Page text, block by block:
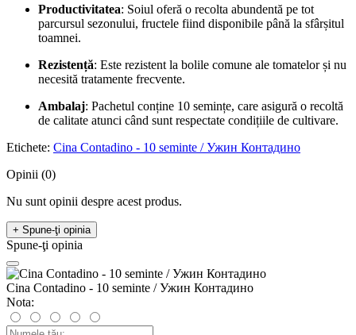
Productivitatea: Soiul oferă o recolta abundentă pe tot
parcursul sezonului, fructele fiind disponibile până la sfârșitul
toamnei.
Rezistență: Este rezistent la bolile comune ale tomatelor și nu
necesită tratamente frecvente.
Ambalaj: Pachetul conține 10 semințe, care asigură o recoltă
de calitate atunci când sunt respectate condițiile de cultivare.
Etichete: Cina Contadino - 10 seminte / Ужин Контадино
Opinii (0)
Nu sunt opinii despre acest produs.
+ Spune-ţi opinia
Spune-ţi opinia
Cina Contadino - 10 seminte / Ужин Контадино
Nota: